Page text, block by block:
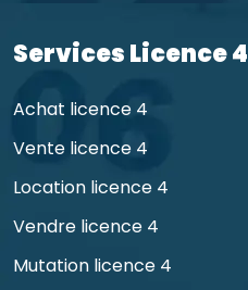
Services Licence 4
Achat licence 4
Vente licence 4
Location licence 4
Vendre licence 4
Mutation licence 4